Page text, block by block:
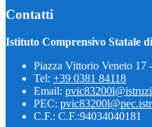
Contatti
Istituto Comprensivo Statale
Piazza Vittorio Veneto 17
Tel: +39 0381 84118
Email:
PEC:
C.F.: C.F.:94034040181